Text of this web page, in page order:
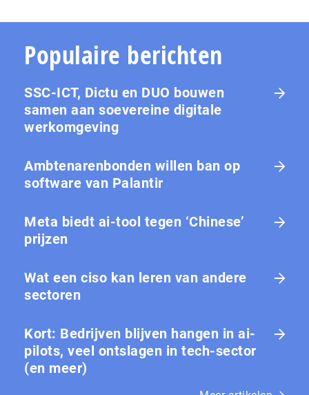
Populaire berichten
SSC-ICT, Dictu en DUO bouwen
samen aan soevereine digitale
werkomgeving
Ambtenarenbonden willen ban op
software van Palantir
Meta biedt ai-tool tegen ‘Chinese’
prijzen
Wat een ciso kan leren van andere
sectoren
Kort: Bedrijven blijven hangen in ai-
pilots, veel ontslagen in tech-sector
(en meer)